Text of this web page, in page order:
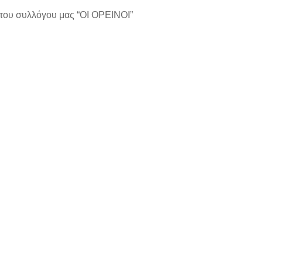
του συλλόγου μας “ΟΙ ΟΡΕΙΝΟΙ”